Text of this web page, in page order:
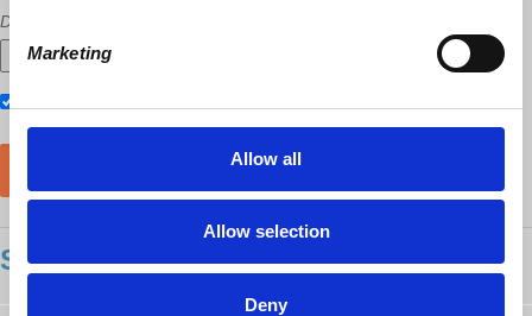
Marketing
Allow all
Allow selection
Deny
Did a host refer you?
SHOWING 4 COMMENTS